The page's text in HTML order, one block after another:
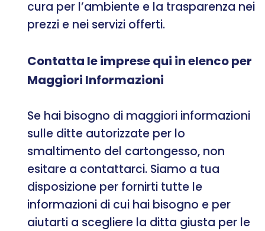
cura per l’ambiente e la trasparenza nei
prezzi e nei servizi offerti.
Contatta le imprese qui in elenco per
Maggiori Informazioni
Se hai bisogno di maggiori informazioni
sulle ditte autorizzate per lo
smaltimento del cartongesso, non
esitare a contattarci. Siamo a tua
disposizione per fornirti tutte le
informazioni di cui hai bisogno e per
aiutarti a scegliere la ditta giusta per le